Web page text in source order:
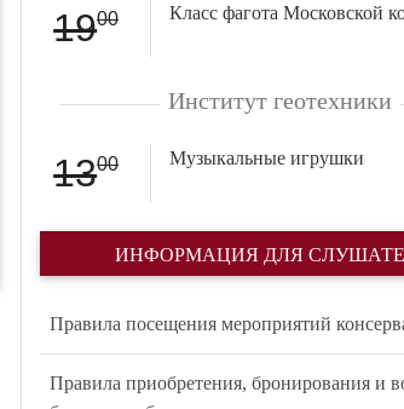
1900 Класс фагота Московской
Институт геотехники
1300 Музыкальные игрушки
ИНФОРМАЦИЯ ДЛЯ
Правила посещения мероприятий
Правила приобретения, бронирования и